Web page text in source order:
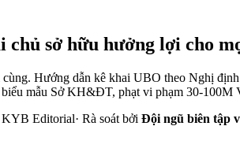
sở hữu hưởng lợi cho
Hướng dẫn kê khai UBO theo Nghị
mẫu Sở KH&ĐT, phạt vi phạm 30-
KYB Editorial· Rà soát bởi Đội ngũ biên tập